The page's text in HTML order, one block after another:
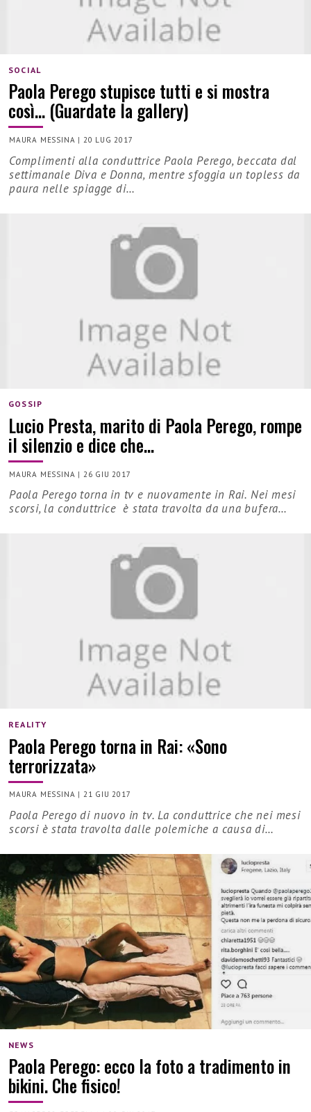
SOCIAL
Paola Perego stupisce tutti e si mostra
così… (Guardate la gallery)
MAURA MESSINA | 20 LUG 2017
Complimenti alla conduttrice Paola Perego, beccata dal
settimanale Diva e Donna, mentre sfoggia un topless da
paura nelle spiagge di…
GOSSIP
Lucio Presta, marito di Paola Perego, rompe
il silenzio e dice che…
MAURA MESSINA | 26 GIU 2017
Paola Perego torna in tv e nuovamente in Rai. Nei mesi
scorsi, la conduttrice è stata travolta da una bufera…
REALITY
Paola Perego torna in Rai: «Sono
terrorizzata»
MAURA MESSINA | 21 GIU 2017
Paola Perego di nuovo in tv. La conduttrice che nei mesi
scorsi è stata travolta dalle polemiche a causa di…
NEWS
Paola Perego: ecco la foto a tradimento in
bikini. Che fisico!